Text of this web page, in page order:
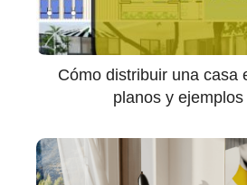
Cómo distribuir una casa
planos y